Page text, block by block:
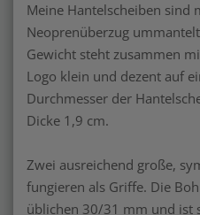
Meine Hantelscheiben sind
Neoprenüberzug
Gewicht steht zusammen
Logo klein und dezent auf
Durchmesser der
Dicke 1,9 cm.
Zwei ausreichend große,
fungieren als Griffe. Die
üblichen 30/31 mm und ist